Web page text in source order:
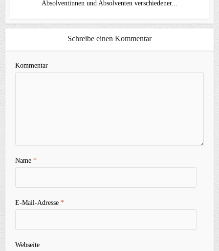
Absolventinnen und Absolventen verschiedener...
Schreibe einen Kommentar
Kommentar
Name*
E-Mail-Adresse*
Webseite